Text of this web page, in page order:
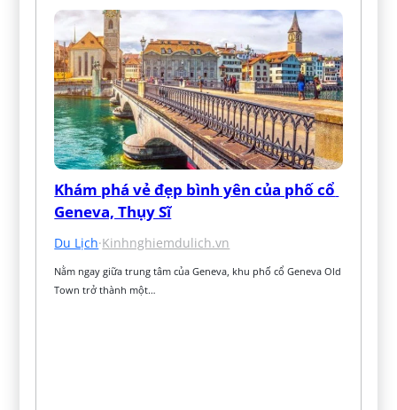
Khám phá vẻ đẹp bình yên của phố cổ
Geneva, Thụy Sĩ
Du Lịch·Kinhnghiemdulich.vn
Nằm ngay giữa trung tâm của Geneva, khu phố cổ Geneva Old
Town trở thành một…